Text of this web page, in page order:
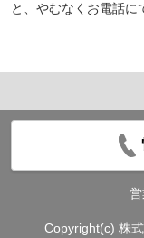
と、やむなくお電話に
営
Copyright(c) 株